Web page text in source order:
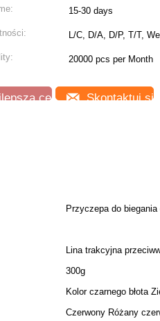
15-30 days
L/C, D/A, D/P, T/T,
20000 pcs per Month
cena Skontaktuj się
Przyczepa do
Lina trakcyjna
300g
Kolor czarnego błota
Czerwony Różany